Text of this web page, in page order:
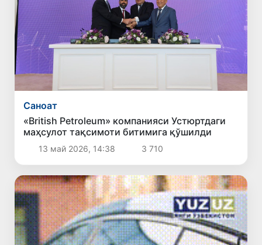
Саноат
«British Petroleum» компанияси Устюртдаги
маҳсулот тақсимоти битимига қўшилди
13 май 2026, 14:38 3 710